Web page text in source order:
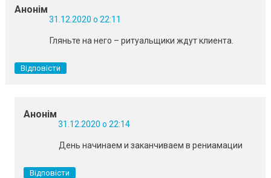
Анонім
31.12.2020 о 22:11
Гляньте на него – ритуальщики ждут клиента.
Відповісти
Анонім
31.12.2020 о 22:14
День начинаем и заканчиваем в рениамации
Відповісти